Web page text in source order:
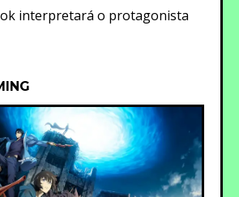
interpretará o protagonista